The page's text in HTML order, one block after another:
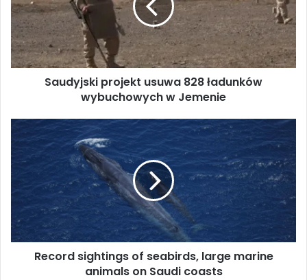
y
s
k
i
k
t
s
w
Saudyjski projekt usuwa 828 ładunków
wybuchowych w Jemenie
e
c
d
i
g
Record sightings of seabirds, large marine
animals on Saudi coasts